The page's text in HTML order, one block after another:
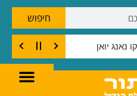
נאנג יואן
חיפוש